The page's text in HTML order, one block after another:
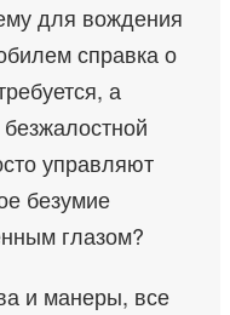
для вождения
справка о
а
управляют
безумие
глазом?
и манеры, все